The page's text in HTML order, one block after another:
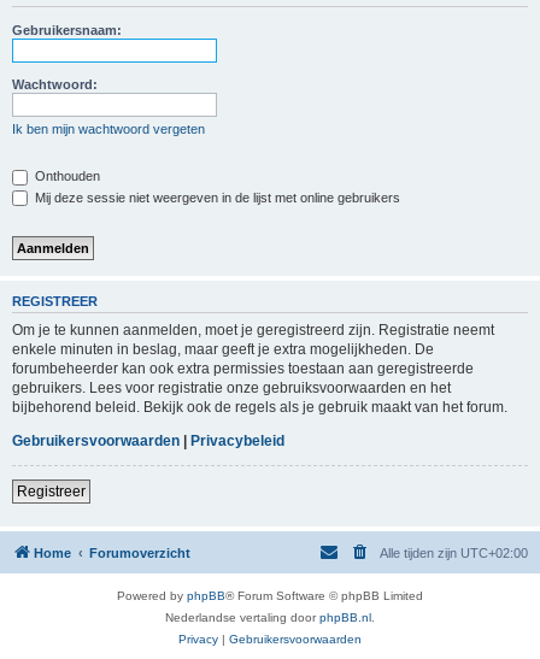
Gebruikersnaam:
Wachtwoord:
Ik ben mijn wachtwoord vergeten
Onthouden
Mij deze sessie niet weergeven in de lijst met online gebruikers
REGISTREER
Om je te kunnen aanmelden, moet je geregistreerd zijn. Registratie neemt
enkele minuten in beslag, maar geeft je extra mogelijkheden. De
forumbeheerder kan ook extra permissies toestaan aan geregistreerde
gebruikers. Lees voor registratie onze gebruiksvoorwaarden en het
bijbehorend beleid. Bekijk ook de regels als je gebruik maakt van het forum.
Gebruikersvoorwaarden | Privacybeleid
Registreer
Home Forumoverzicht Alle tijden zijn UTC+02:00
Powered by phpBB® Forum Software © phpBB Limited
Nederlandse vertaling doorphpBB.nl
Privacy | Gebruikersvoorwaarden